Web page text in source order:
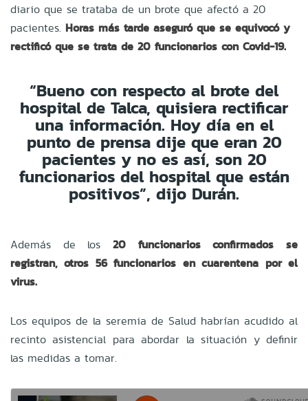
diario que se trataba de un brote que afectó a 20
pacientes. Horas más tarde aseguró que se equivocó y
rectificó que se trata de 20 funcionarios con Covid-19.
“Bueno con respecto al brote del
hospital de Talca, quisiera rectificar
una información. Hoy día en el
punto de prensa dije que eran 20
pacientes y no es así, son 20
funcionarios del hospital que están
positivos”, dijo Durán.
Además de los 20 funcionarios confirmados se
registran, otros 56 funcionarios en cuarentena por el
virus.
Los equipos de la seremia de Salud habrían acudido al
recinto asistencial para abordar la situación y definir
las medidas a tomar.